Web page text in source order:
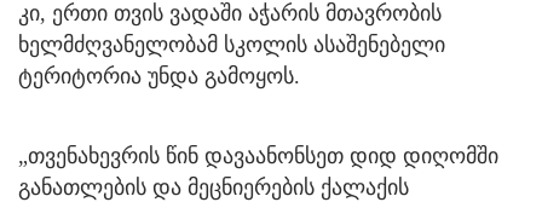
კი, ერთი თვის ვადაში აჭარის მთავრობის
ხელმძღვანელობამ სკოლის ასაშენებელი
ტერიტორია უნდა გამოყოს.
„თვენახევრის წინ დავაანონსეთ დიდ დიღომში
განათლების და მეცნიერების ქალაქის